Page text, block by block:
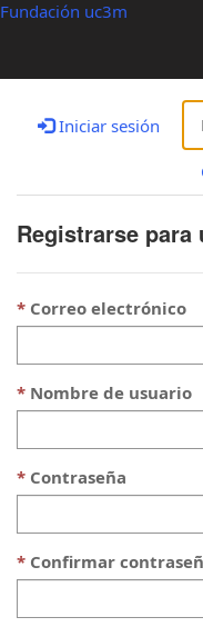
Fundación uc3m
Iniciar sesión
Registrarse para
Correo electrónico
Nombre de usuario
Contraseña
Confirmar